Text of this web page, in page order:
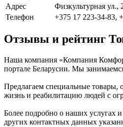
Адрес
Физкультурная
Телефон
+375 17 223-34-83,
Отзывы и рейтинг
Наша компания «Компания
портале Беларусии. Мы
Предлагаем специальные
жизнь и реабилитацию людей с
Более подробно о наших услугах
других контактных данных